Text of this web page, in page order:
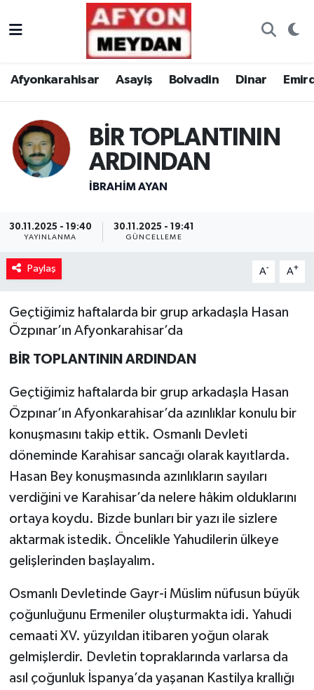
Afyonkarahisar Asayiş Bolvadin Dinar
BİR TOPLANTININ
ARDINDAN
İBRAHİM AYAN
30.11.2025 - 19:40
YAYINLANMA
30.11.2025 - 19:41
GÜNCELLEME
Paylaş A- A+
Geçtiğimiz haftalarda bir grup arkadaşla Hasan
Özpınar’ın Afyonkarahisar’da
BİR TOPLANTININ ARDINDAN
Geçtiğimiz haftalarda bir grup arkadaşla Hasan
Özpınar’ın Afyonkarahisar’da azınlıklar konulu bir
konuşmasını takip ettik. Osmanlı Devleti
döneminde Karahisar sancağı olarak kayıtlarda.
Hasan Bey konuşmasında azınlıkların sayıları
verdiğini ve Karahisar’da nelere hâkim olduklarını
ortaya koydu. Bizde bunları bir yazı ile sizlere
aktarmak istedik. Öncelikle Yahudilerin ülkeye
gelişlerinden başlayalım.
Osmanlı Devletinde Gayr-i Müslim nüfusun büyük
çoğunluğunu Ermeniler oluşturmakta idi. Yahudi
cemaati XV. yüzyıldan itibaren yoğun olarak
gelmişlerdir. Devletin topraklarında varlarsa da
asıl çoğunluk İspanya’da yaşanan Kastilya krallığı
Nöbetçi Eczaneler
Trafik Durumu
Süper Lig Puan Durumu ve Fikstür
Son Dakika Haberleri
Haber Arşivi